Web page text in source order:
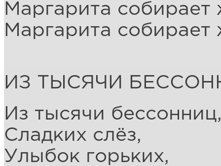
Маргарита собирает
Маргарита собирает
ИЗ ТЫСЯЧИ
Из тысячи
Сладких слёз,
Улыбок горьких,